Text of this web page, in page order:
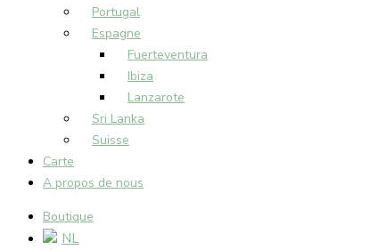
Portugal
Espagne
Fuerteventura
Ibiza
Lanzarote
Sri Lanka
Suisse
Carte
A propos de nous
Boutique
NL